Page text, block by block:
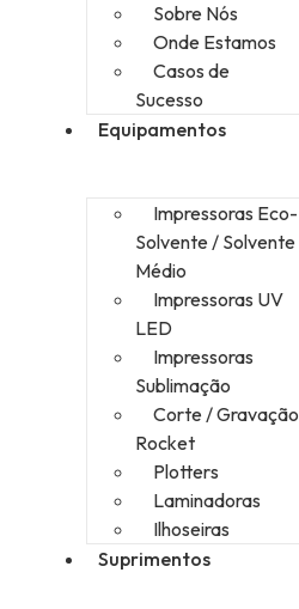
Sobre Nós
Onde Estamos
Casos de
Sucesso
Equipamentos
Impressoras Eco-
Solvente / Solvente
Médio
Impressoras UV
LED
Impressoras
Sublimação
Corte / Gravação
Rocket
Plotters
Laminadoras
Ilhoseiras
Suprimentos